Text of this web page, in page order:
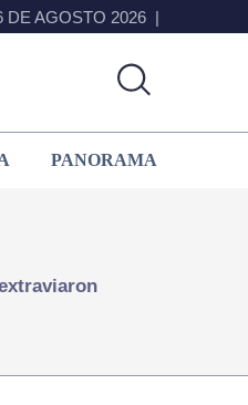
DE AGOSTO 2026
PANORAMA